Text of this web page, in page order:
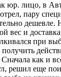
юр. лицо, в
пару
вес и
при
получить
как и
решил еще